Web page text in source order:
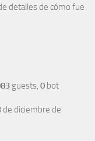
detalles de cómo fue
guests, 0 bot
de diciembre de